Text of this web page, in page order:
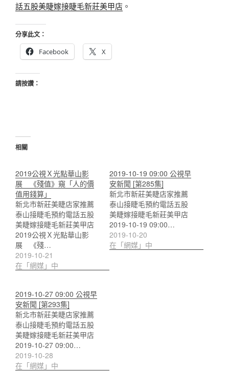
話五股美睫嫁接睫毛新莊美甲店 。
分享此文：
Facebook
X
請按讚：
相關
2019公視Ｘ光點華山影
展 《殘值》窺「人的價
值用錢算」
新北市新莊美睫店家推薦
泰山接睫毛預約電話五股
美睫嫁接睫毛新莊美甲店
2019公視Ｘ光點華山影
展 《殘…
2019-10-21
在「網媒」中
2019-10-19 09:00 公視早
安新聞 [第285集]
新北市新莊美睫店家推薦
泰山接睫毛預約電話五股
美睫嫁接睫毛新莊美甲店
2019-10-19 09:00…
2019-10-20
在「網媒」中
2019-10-27 09:00 公視早
安新聞 [第293集]
新北市新莊美睫店家推薦
泰山接睫毛預約電話五股
美睫嫁接睫毛新莊美甲店
2019-10-27 09:00…
2019-10-28
在「網媒」中